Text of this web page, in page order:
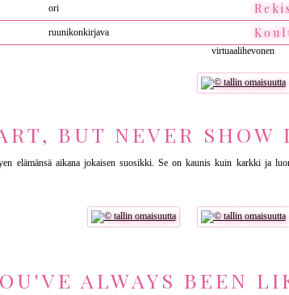
ori
ruunikonkirjava
virtuaalihevonen
BUT NEVER SHOW
elämänsä aikana jokaisen suosikki. Se on kaunis kuin karkki ja
ALWAYS BEEN